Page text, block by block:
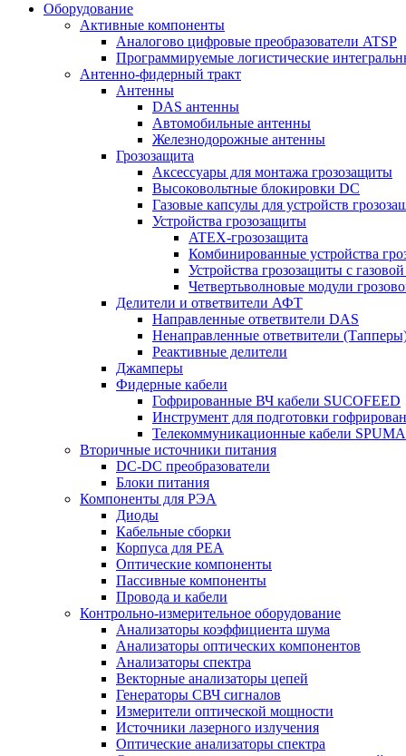
Оборудование
Активные компоненты
Аналогово цифровые преобразователи ATSP
Программируемые логистические
Антенно-фидерный тракт
Антенны
DAS антенны
Автомобильные антенны
Железнодорожные антенны
Грозозащита
Аксессуары для монтажа грозозащиты
Высоковольтные блокировки DC
Газовые капсулы для устройств
Устройства грозозащиты
ATEX-грозозащита
Комбинированные устройства
Устройства грозозащиты с
Четвертьволновые модули
Делители и ответвители АФТ
Направленные ответвители DAS
Ненаправленные ответвители
Реактивные делители
Джамперы
Фидерные кабели
Гофрированные ВЧ кабели SUCOFEED
Инструмент для подготовки
Телекоммуникационные кабели SPUMA
Вторичные источники питания
DC-DC преобразователи
Блоки питания
Компоненты для РЭА
Диоды
Кабельные сборки
Корпуса для РЕА
Оптические компоненты
Пассивные компоненты
Провода и кабели
Контрольно-измерительное оборудование
Анализаторы коэффициента шума
Анализаторы оптических компонентов
Анализаторы спектра
Векторные анализаторы цепей
Генераторы СВЧ сигналов
Измерители оптической мощности
Источники лазерного излучения
Оптические анализаторы спектра